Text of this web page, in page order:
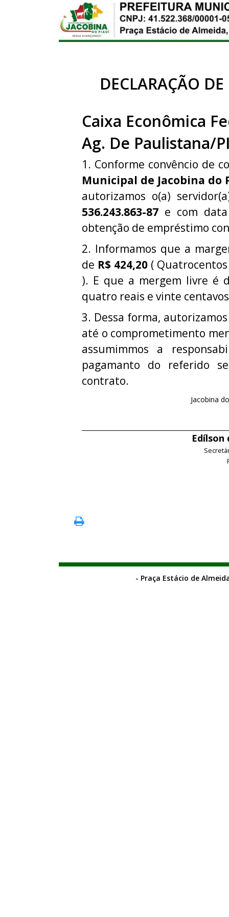
DECLARAÇÃO
Caixa Econômica
Ag. De Paulistana/
1. Conforme convêncio de
Municipal de Jacobina do
autorizamos o(a)
536.243.863-87 e com
obtenção de empréstimo
2. Informamos que a
de R$ 424,20 (
). E que a mergem livre é
quatro reais e vinte
3. Dessa forma,
até o comprometimento
assumimmos a
pagamanto do referido
contrato.
Jacobina
Edílson
- Praça Estácio de